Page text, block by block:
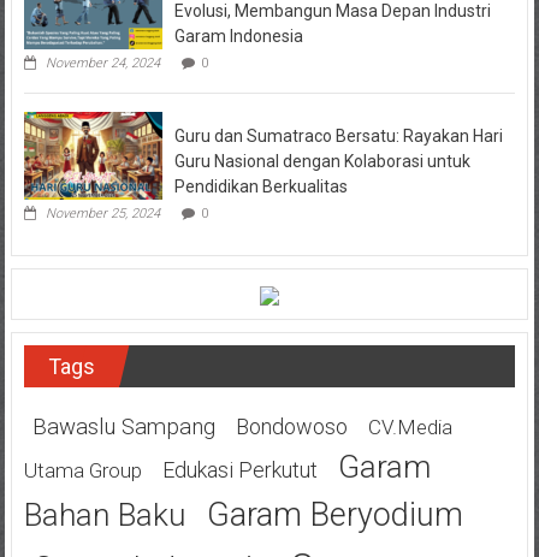
Evolusi, Membangun Masa Depan Industri
Garam Indonesia
November 24, 2024 0
Guru dan Sumatraco Bersatu: Rayakan Hari
Guru Nasional dengan Kolaborasi untuk
Pendidikan Berkualitas
November 25, 2024 0
Tags
Bawaslu Sampang Bondowoso
CV.Media
Utama Group
Edukasi Perkutut
Garam
Bahan Baku
Garam Beryodium